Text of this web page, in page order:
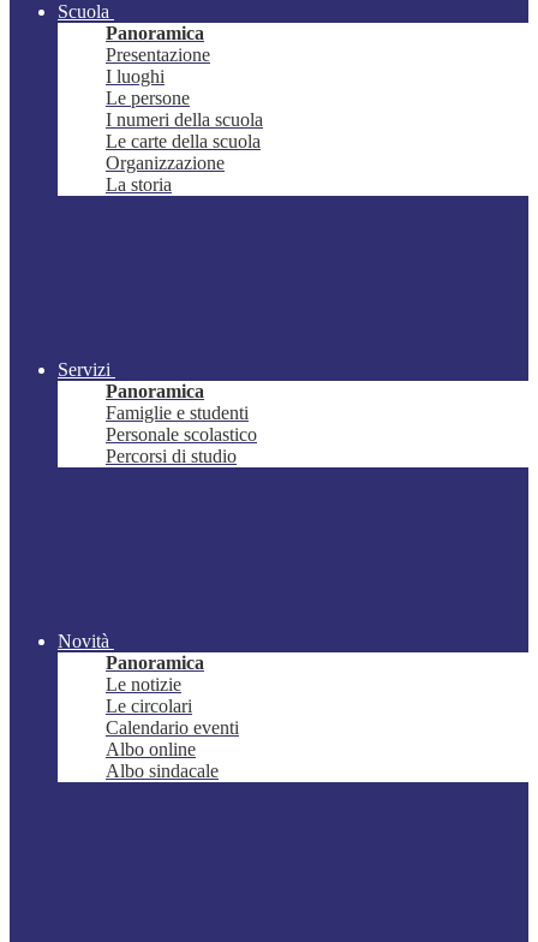
Scuola
Panoramica
Presentazione
I luoghi
Le persone
I numeri della scuola
Le carte della scuola
Organizzazione
La storia
Servizi
Panoramica
Famiglie e studenti
Personale scolastico
Percorsi di studio
Novità
Panoramica
Le notizie
Le circolari
Calendario eventi
Albo online
Albo sindacale